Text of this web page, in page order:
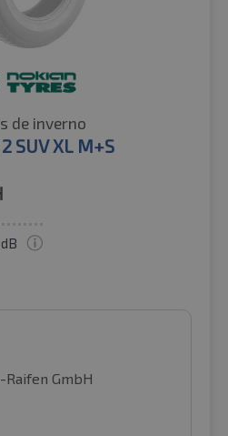
de inverno
SUV XL M+S
GmbH